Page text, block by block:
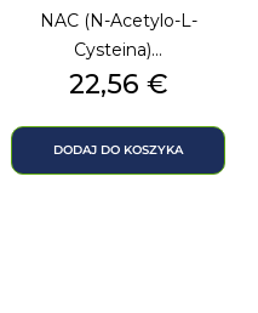
NAC (N-Acetylo-L-
Cysteina)...
Cena
22,56 €
DODAJ DO KOSZYKA